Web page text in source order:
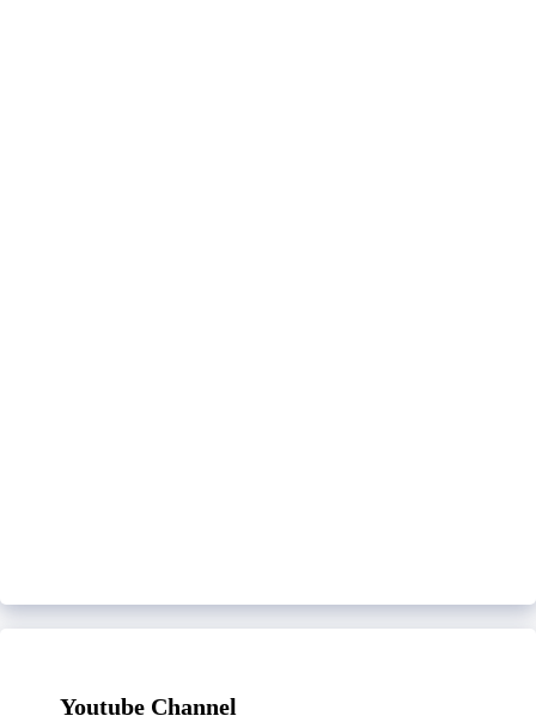
Youtube Channel